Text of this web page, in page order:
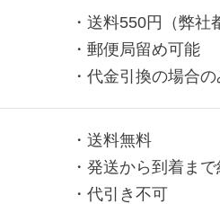
・送料550円（弊社
・郵便局留め可能
・代金引換の場合の
・送料無料
・発送から到着ま
・代引き不可